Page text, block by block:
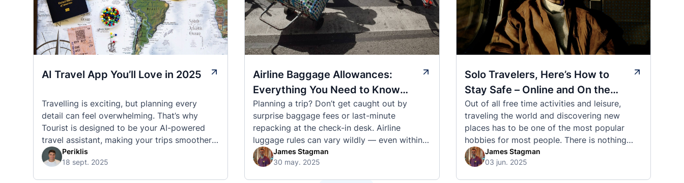
AI Travel App You’ll Love in 2025
Travelling is exciting, but planning every
detail can feel overwhelming. That’s why
Tourist is designed to be your AI-powered
travel assistant, making your trips smoother,
smarter, and stress-free. 🧭 What Makes the
Tourist App Unique? Unlike standard travel
Periklis
18 sept. 2025
Airline Baggage Allowances:
Everything You Need to Know
Before You Fly
Planning a trip? Don’t get caught out by
surprise baggage fees or last-minute
repacking at the check-in desk. Airline
luggage rules can vary wildly — even within
the same country or alliance. That’s why
we’ve created a detailed set of guides to help
James Stagman
30 may. 2025
Solo Travelers, Here’s How to
Stay Safe – Online and On the
Road
Out of all free time activities and leisure,
traveling the world and discovering new
places has to be one of the most popular
hobbies for most people. There is nothing
quite like visiting a brand new city, country,
or region and experiencing the culture, the
James Stagman
03 jun. 2025